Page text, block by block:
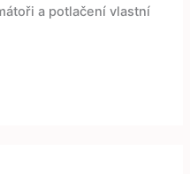
a potlačení vlastní